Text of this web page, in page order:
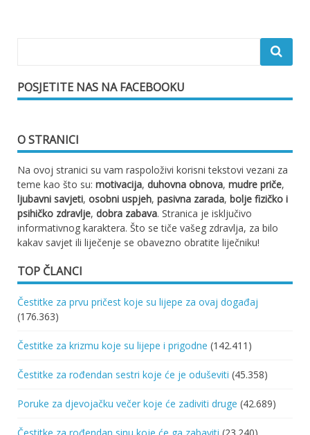
POSJETITE NAS NA FACEBOOKU
O STRANICI
Na ovoj stranici su vam raspoloživi korisni tekstovi vezani za
teme kao što su: motivacija, duhovna obnova, mudre priče,
ljubavni savjeti, osobni uspjeh, pasivna zarada, bolje fizičko i
psihičko zdravlje, dobra zabava. Stranica je isključivo
informativnog karaktera. Što se tiče vašeg zdravlja, za bilo
kakav savjet ili liječenje se obavezno obratite liječniku!
TOP ČLANCI
Čestitke za prvu pričest koje su lijepe za ovaj događaj
(176.363)
Čestitke za krizmu koje su lijepe i prigodne (142.411)
Čestitke za rođendan sestri koje će je oduševiti (45.358)
Poruke za djevojačku večer koje će zadiviti druge (42.689)